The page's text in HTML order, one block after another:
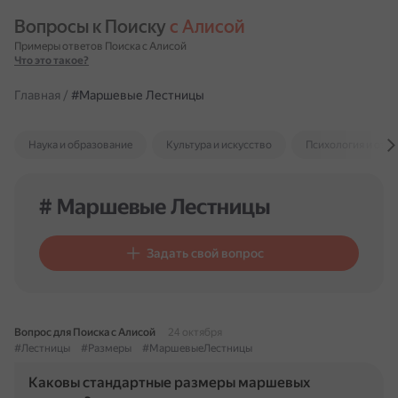
Вопросы к Поиску с Алисой
Примеры ответов Поиска с Алисой
Что это такое?
Главная / #Маршевые Лестницы
Наука и образование Культура и искусство Психология и
# Маршевые Лестницы
Задать свой вопрос
Вопрос для Поиска с Алисой
24 октября
#Лестницы
#Размеры #МаршевыеЛестницы
Каковы стандартные размеры маршевых